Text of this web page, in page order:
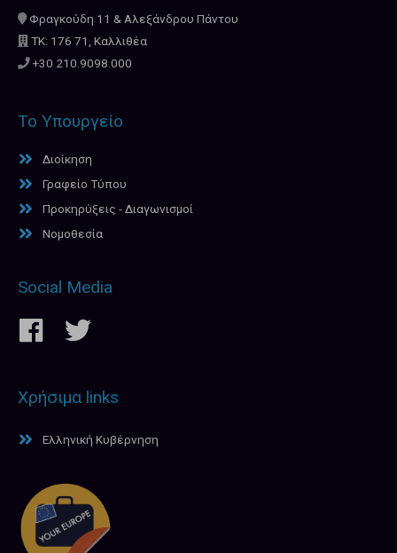
Φραγκούδη 11 & Αλεξάνδρου Πάντου
ΤΚ: 176 71, Καλλιθέα
+30 210.9098.000
Το Υπουργείο
Διοίκηση
Γραφείο Τύπου
Προκηρύξεις - Διαγωνισμοί
Νομοθεσία
Social Media
Χρήσιμα links
Ελληνική Κυβέρνηση